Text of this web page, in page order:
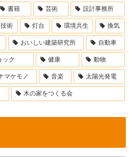
書籍 芸術 設計事務所
術 灯台 環境共生 換気
おいしい建築研究所 自動車
ック 健康 動物
マケモノ 音楽 太陽光発電
木の家をつくる会